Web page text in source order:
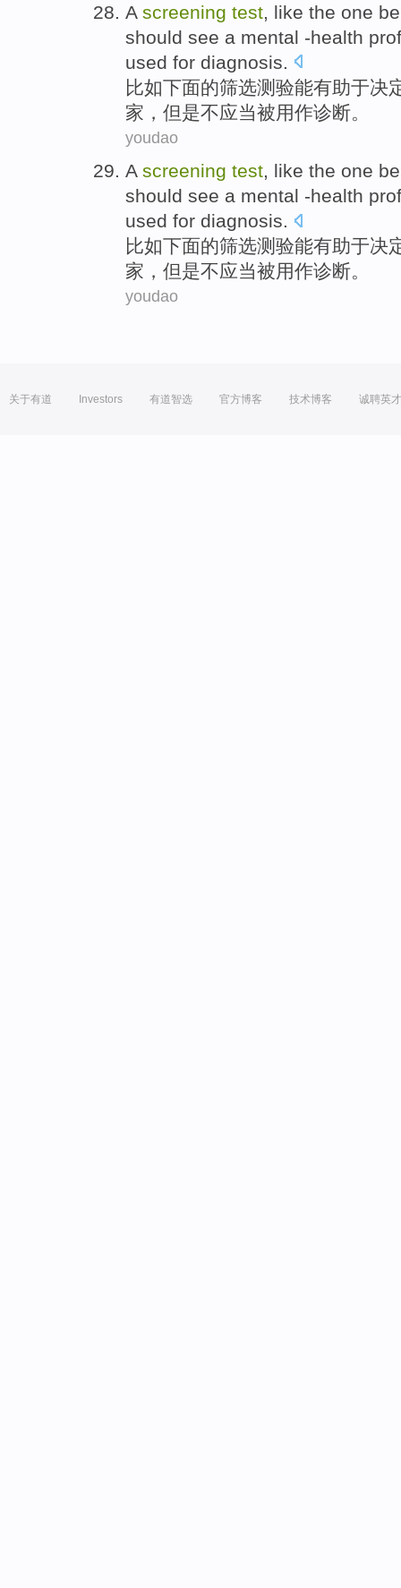
A screening test like the one
should see a mental -health
used for diagnosis
比如下面的筛选测验能有助于决
家， 但是不应当被用作诊断。
youdao
A screening test, like the one
should see a mental -health
used for diagnosis.
比如下面的筛选测验能有助于决
家， 但是不应当被用作诊断。
youdao
关于有道 Investors 有道智选 官方博客 技术博客 诚聘英才